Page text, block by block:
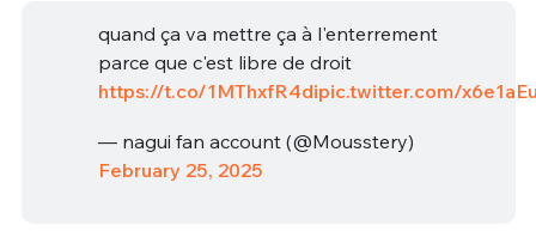
quand ça va mettre ça à l'enterrement
parce que c'est libre de droit
https://t.co/1MThxfR4dipic.twitter.com/
— nagui fan account (@Mousstery)
February 25, 2025